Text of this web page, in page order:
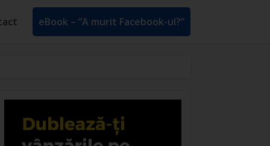
eBook – ”A murit Facebook-ul?”